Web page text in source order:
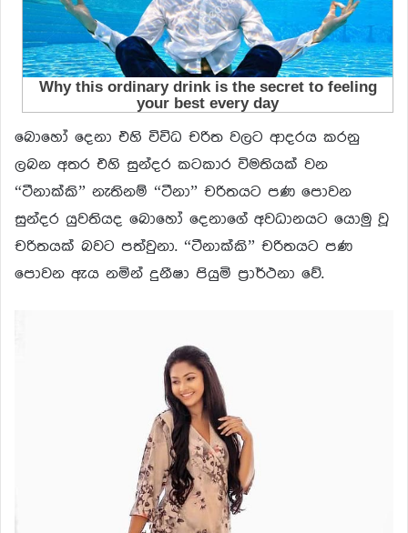
බොහෝ දෙනා එහි විවිධ චරිත වලට ආදරය කරනු
ලබන අතර එහි සුන්දර කටකාර විමතියක් වන
“ටීනාක්කි” නැතිනම් “ටීනා” චරිතයට පණ පොවන
සුන්දර යුවතියද බොහෝ දෙනාගේ අවධානයට යොමු වූ
චරිතයක් බවට පත්වුනා. “ටීනාක්කි” චරිතයට පණ
පොවන ඇය නමින් දුනීෂා පියුමි ප්‍රාර්ථනා වේ.